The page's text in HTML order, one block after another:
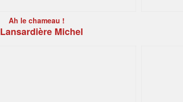
Ah le chameau !
Lansardière Michel